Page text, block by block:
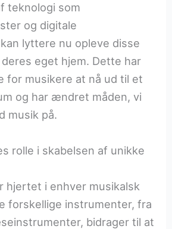
teknologi som
og digitale
lyttere nu opleve disse
eget hjem. Dette har
for musikere at nå ud til et
og har ændret måden, vi
musik på.
rolle i skabelsen af unikke
hjertet i enhver musikalsk
forskellige instrumenter, fra
bidrager til at